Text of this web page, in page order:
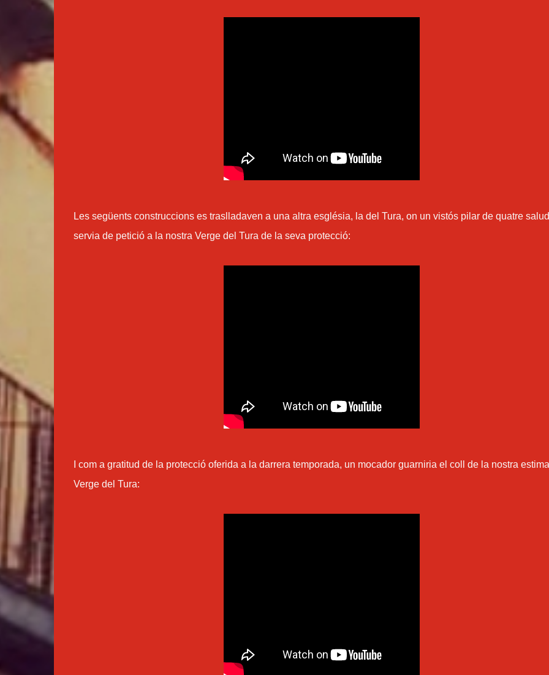
Les següents construccions es traslladaven a una altra església, la del Tura, on un vistós pilar de quatre
servia de petició a la nostra Verge del Tura de la seva protecció:
I com a gratitud de la protecció oferida a la darrera temporada, un mocador guarniria el coll de la nostra
Verge del Tura: